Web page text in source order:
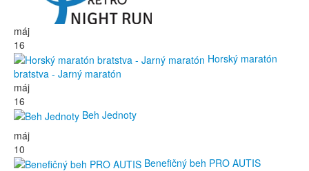
máj
16
Horský maratón
bratstva - Jarný maratón
máj
16
Beh Jednoty
máj
10
Benefičný beh PRO AUTIS